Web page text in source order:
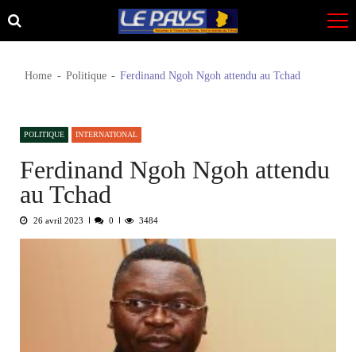
Skip
to
Skip
to
Home Politique Ferdinand Ngoh Ngoh attendu au Tchad
POLITIQUE INTERNATIONAL
Ferdinand Ngoh Ngoh attendu
au Tchad
26 avril 2023 0 3484